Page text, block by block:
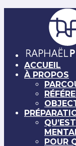
ACCUEIL
À PROPOS
POUR